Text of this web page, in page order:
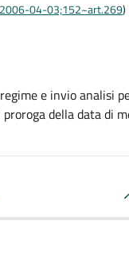
04-03;152~art.269)
e invio analisi
della data di